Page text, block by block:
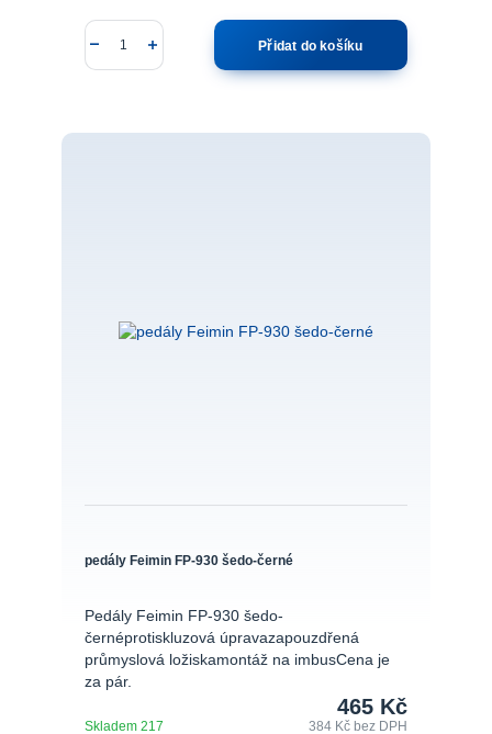
Přidat do košíku
pedály Feimin FP-930 šedo-černé
Pedály Feimin FP-930 šedo-
černéprotiskluzová úpravazapouzdřená
průmyslová ložiskamontáž na imbusCena je
za pár.
465 Kč
384 Kč bez DPH
Skladem 217